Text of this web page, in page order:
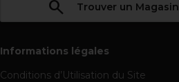
Trouver un Magasin
Informations légales
Conditions d’Utilisation du Site